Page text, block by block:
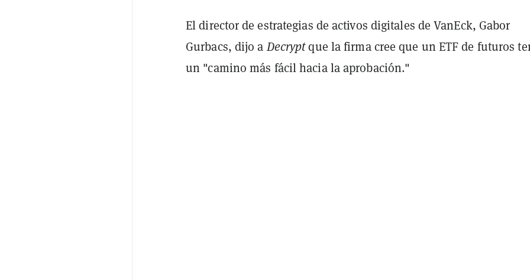
El director de estrategias de activos digitales de VanEck, Gabor
Gurbacs, dijo aDecryptque la firma cree que un ETF de futuros
un "camino más fácil hacia la aprobación."